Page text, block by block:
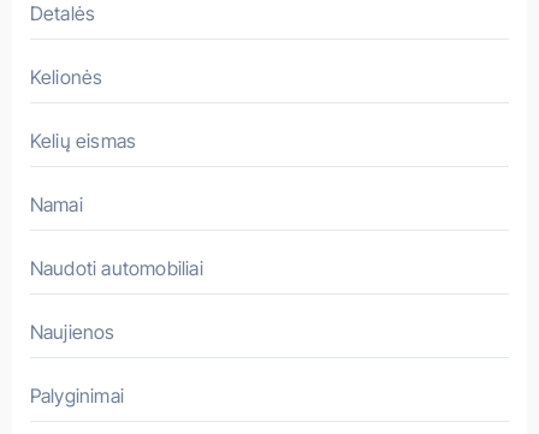
Detalės
Kelionės
Kelių eismas
Namai
Naudoti automobiliai
Naujienos
Palyginimai